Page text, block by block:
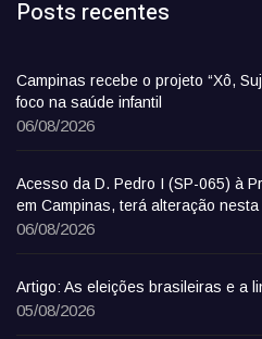
Posts recentes
Campinas recebe o projeto “Xô,
foco na saúde infantil
06/08/2026
Acesso da D. Pedro I (SP-065) à
em Campinas, terá alteração
06/08/2026
Artigo: As eleições brasileiras e a
05/08/2026